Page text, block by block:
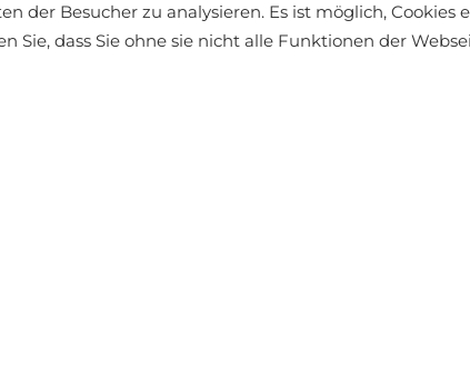
% POLYAMID 4 % ELASTAN
der Besucher zu analysieren. Es ist möglich, Cookies
Sie, dass Sie ohne sie nicht alle Funktionen der